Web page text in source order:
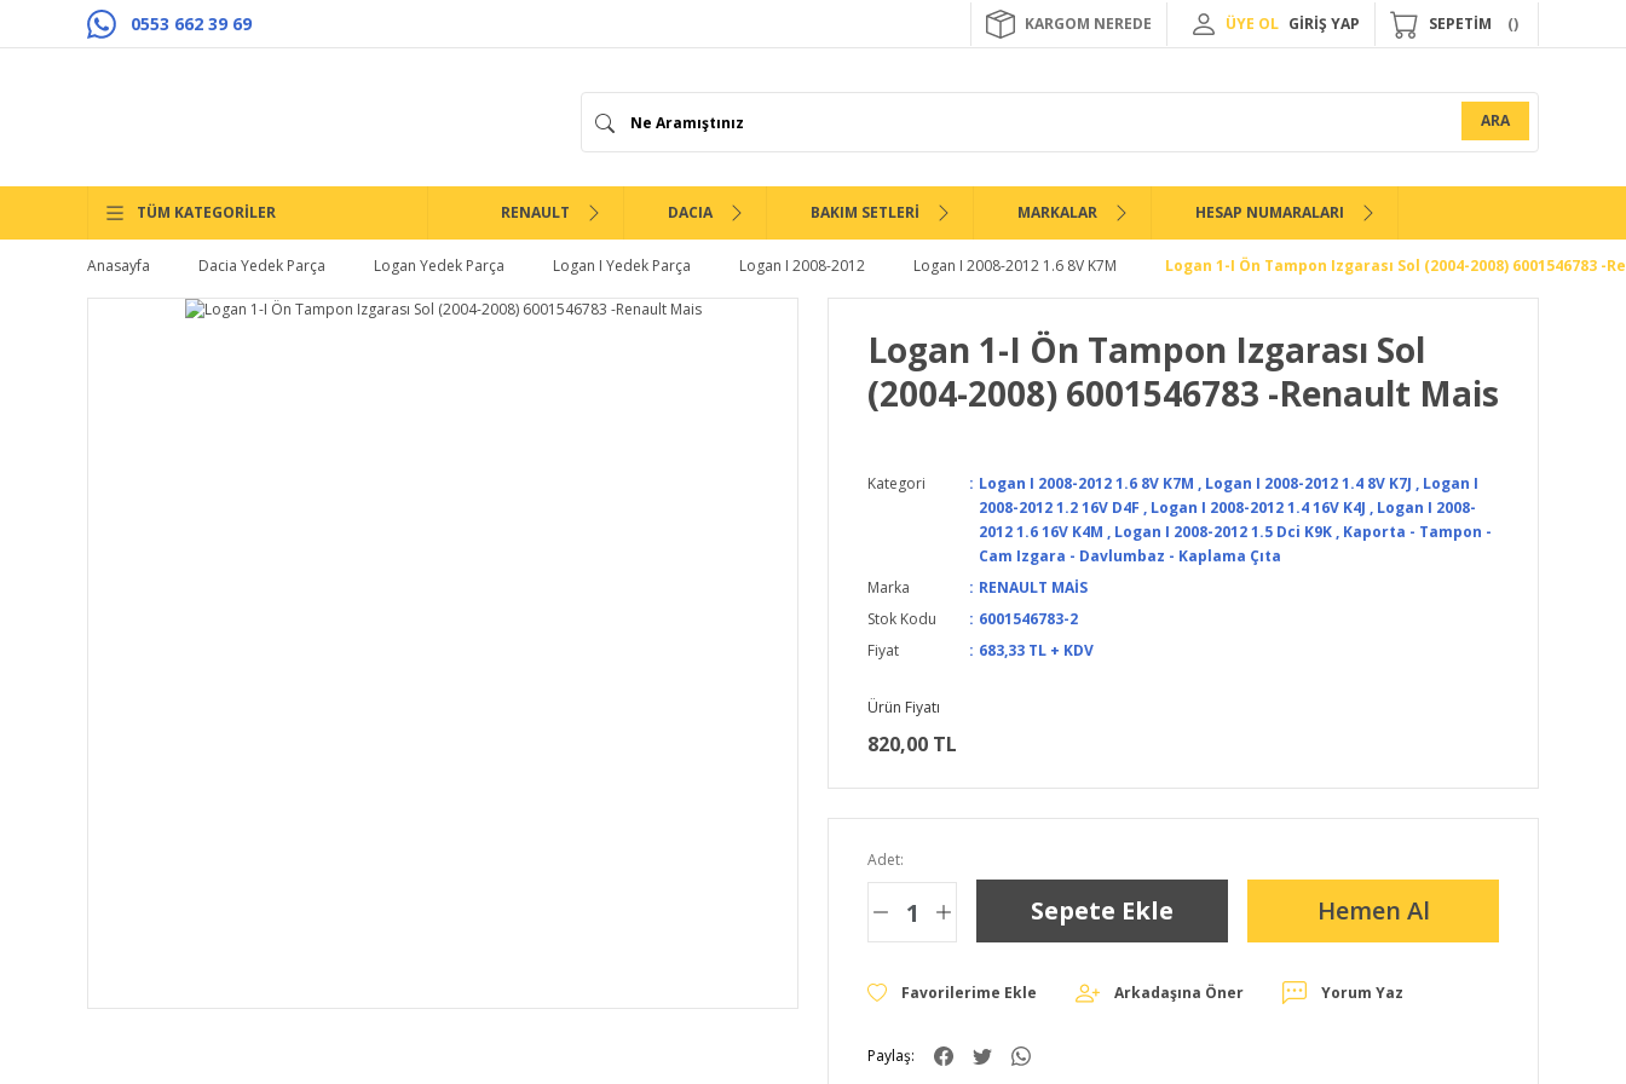
0553 662 39 69 KARGOM NEREDE ÜYE OL GİRİŞ YAP SEPETİM
ARA
TÜM KATEGORİLER RENAULT DACIA BAKIM SETLERİ MARKALAR HESAP NUMARALARI
Anasayfa Dacia Yedek Parça Logan Yedek Parça Logan I Yedek Parça Logan I 2008-2012 Logan I 2008-2012 1.6 8V K7M Logan 1-I Ön Tampon Izgarası Sol (2004-2008) 6001546783 -
Logan 1-I Ön Tampon Izgarası Sol
(2004-2008) 6001546783 -Renault Mais
Kategori Logan I 2008-2012 1.6 8V K7M , Logan I 2008-2012 1.4 8V K7J , Logan I
2008-2012 1.2 16V D4F , Logan I 2008-2012 1.4 16V K4J , Logan I 2008-
2012 1.6 16V K4M , Logan I 2008-2012 1.5 Dci K9K , Kaporta - Tampon -
Cam Izgara - Davlumbaz - Kaplama Çıta
Marka
RENAULT MAİS
Stok Kodu
6001546783-2
Fiyat
683,33 TL + KDV
Ürün Fiyatı
820,00 TL
Adet:
Sepete Ekle Hemen Al
Arkadaşına Öner Yorum Yaz
Paylaş: